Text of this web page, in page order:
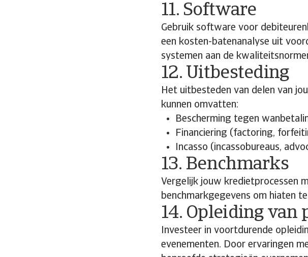
11. Software
Gebruik software voor
een kosten-batenanalyse uit
systemen aan de
12. Uitbesteding
Het uitbesteden van delen van
kunnen omvatten:
Bescherming tegen
Financiering (factoring,
Incasso (incassobureaus,
13. Benchmarks
Vergelijk jouw kredietprocessen
benchmarkgegevens om hiaten
14. Opleiding van
Investeer in voortdurende
evenementen. Door ervaringen